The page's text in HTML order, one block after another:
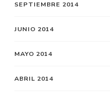
SEPTIEMBRE 2014
JUNIO 2014
MAYO 2014
ABRIL 2014